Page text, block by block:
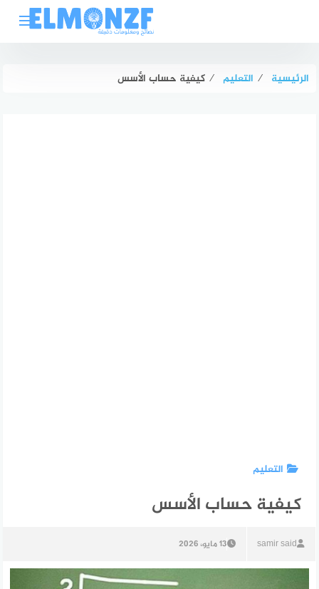
الرئيسية ⁄ التعليم ⁄ كيفية حساب الأسس
التعليم
كيفية حساب الأسس
samir said 13 مايو، 2026